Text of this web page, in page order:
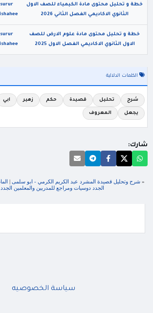
خطة و تحليل محتوى مادة الكيمياء للصف الاول
الثانوي الاكاديمي الفصل الثاني 2026
surur
خطة و تحليل محتوى مادة علوم الارض للصف
الاول الثانوي الاكاديمي الفصل الاول 2025
surur
الكلمات الدلالية
شرح تحليل قصيدة حكم زهير ابي
يجعل المعروف
شارك:
«شرح وتحليل قصيدة المشرد عبد الكريم الكرمي - ابو سلمى |
الجدد دوسيات ومراجع للمدربين والمعلمين الجدد 2018
سياسة الخصوصيه